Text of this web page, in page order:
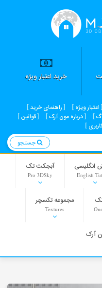
خرید اعتبار ویژه
اعتبار ویژه
راهنمای خرید
درباره مون آرک
قوانین
انگلیسی
English
آبجکت تک
Pro 3DSky
مجموعه تکسچر
Textures
PNG-PSD
Stock
آرک